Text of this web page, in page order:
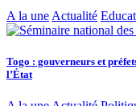
A la une Actualité
Togo : gouverneurs et
l’État